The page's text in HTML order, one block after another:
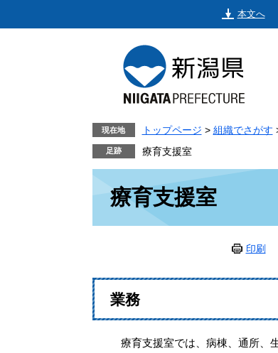
本文へ
現在地 トップページ > 組織でさがす
療育支援室
療育支援室
印刷
業務
療育支援室では、病棟、通所、